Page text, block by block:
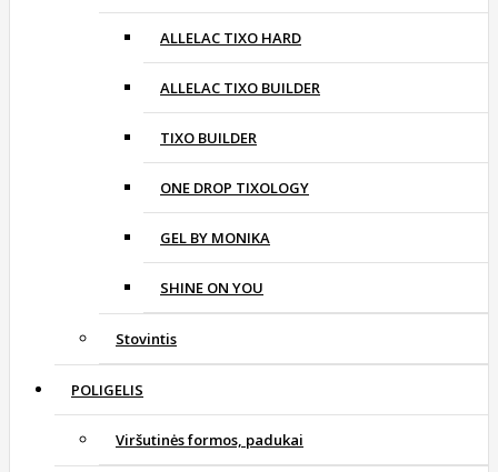
ALLELAC TIXO HARD
ALLELAC TIXO BUILDER
TIXO BUILDER
ONE DROP TIXOLOGY
GEL BY MONIKA
SHINE ON YOU
Stovintis
POLIGELIS
Viršutinės formos, padukai